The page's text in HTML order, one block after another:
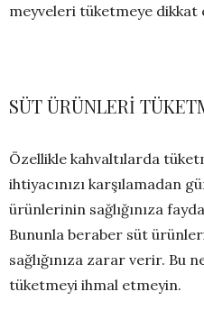
meyveleri tüketmeye dikkat
SÜT ÜRÜNLERİ
Özellikle kahvaltılarda
ihtiyacınızı karşılamadan
ürünlerinin sağlığınıza
Bununla beraber süt
sağlığınıza zarar verir. Bu
tüketmeyi ihmal etmeyin.